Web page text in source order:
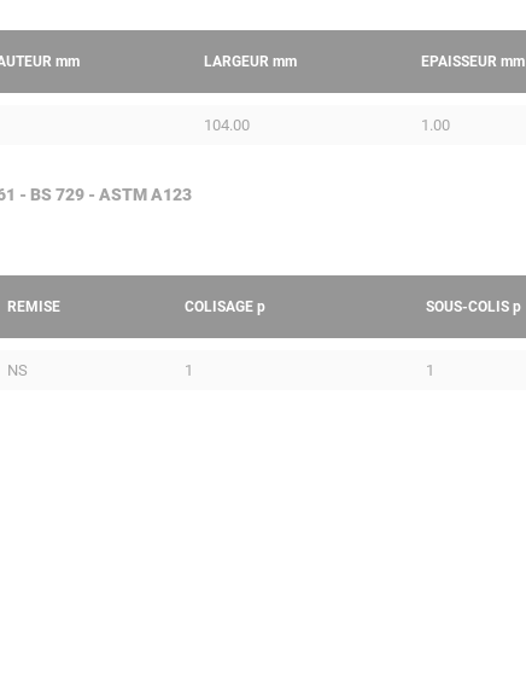
mm LARGEUR mm EPAISSEUR mm
104.00 1.00
- BS 729 - ASTM A123
REMISE COLISAGE p SOUS-COLIS p
NS 1 1